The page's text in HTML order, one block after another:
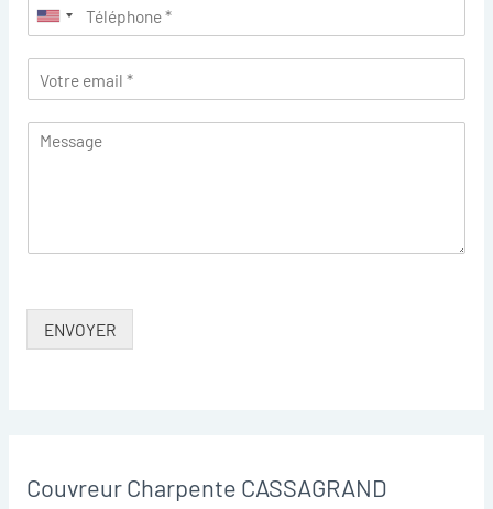
ENVOYER
Couvreur Charpente CASSAGRAND